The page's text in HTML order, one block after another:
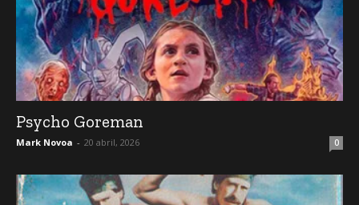
Psycho Goreman
Mark Novoa - 20 abril, 2026 0